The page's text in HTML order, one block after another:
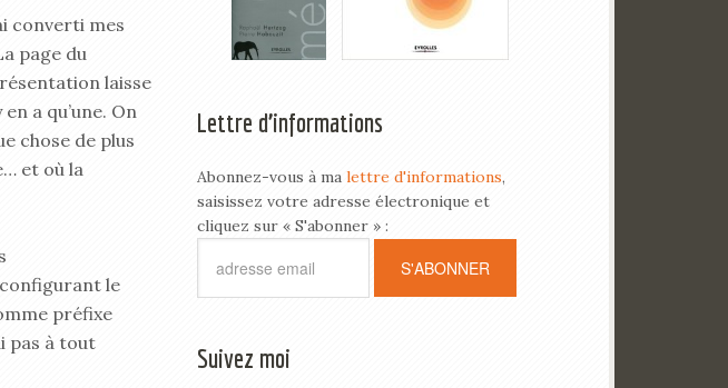
converti mes
page du
laisse
a qu’une. On
chose de plus
et où la
le
préfixe
pas à tout
Lettre d’informations
Abonnez-vous à ma lettre d'informations,
saisissez votre adresse électronique et
cliquez sur « S'abonner » :
Suivez moi